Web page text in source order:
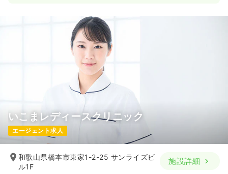
いこまレディースクリニック
エージェント求人
和歌山県橋本市東家1-2-25 サンライズビ
ル1F
施設詳細